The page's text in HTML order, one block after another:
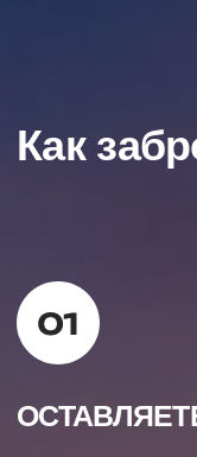
Публичная
оферта
Политика